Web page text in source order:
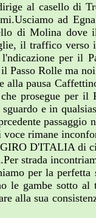
al casello di
ad
di Molina dove
il traffico verso
per il
Rolle ma
pausa
prosegue per il
e in
passaggio
rimane
D'ITALIA di
strada
per la perfetta
le gambe sotto
alla sua